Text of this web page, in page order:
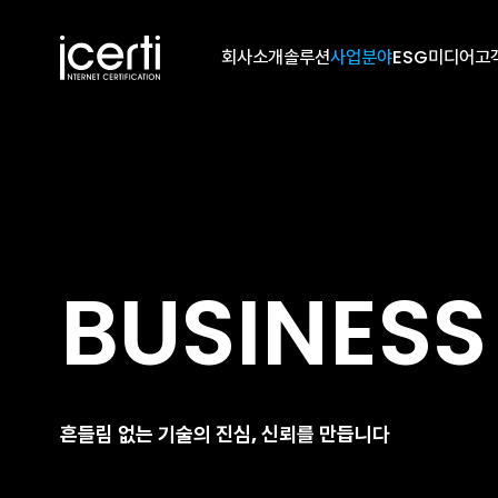
회사소개솔루션사업분야ESG미디어고
BUSINESS
흔들림 없는 기술의 진심, 신뢰를 만듭니다